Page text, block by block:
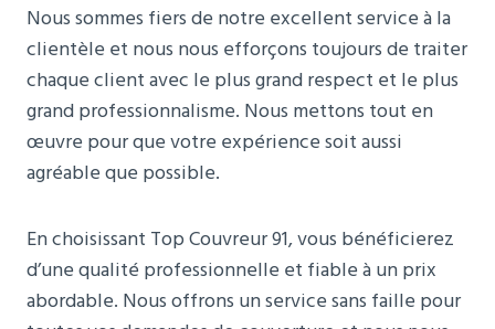
Nous sommes fiers de notre excellent service à la
clientèle et nous nous efforçons toujours de traiter
chaque client avec le plus grand respect et le plus
grand professionnalisme. Nous mettons tout en
œuvre pour que votre expérience soit aussi
agréable que possible.
En choisissant Top Couvreur 91, vous bénéficierez
d’une qualité professionnelle et fiable à un prix
abordable. Nous offrons un service sans faille pour